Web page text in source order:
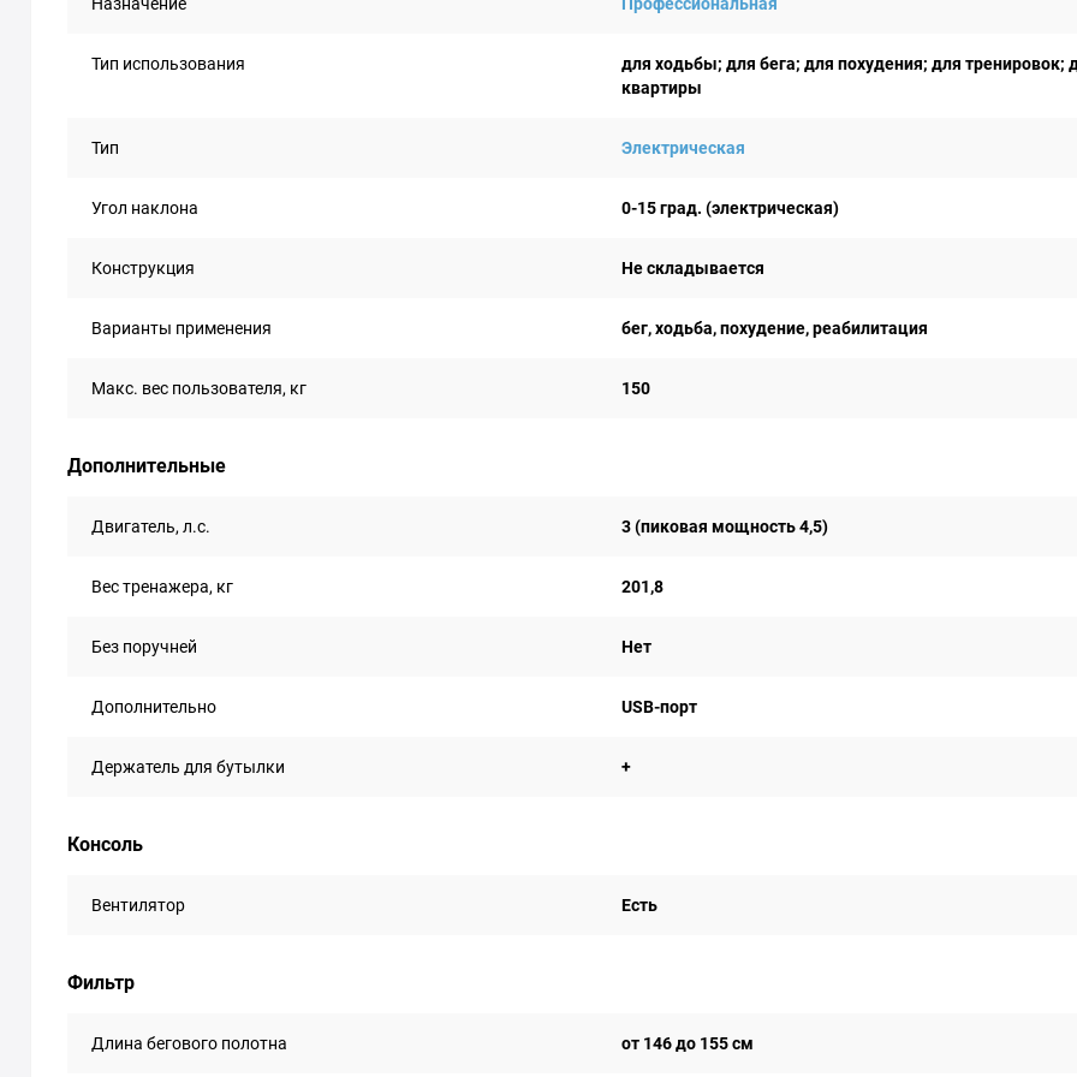
Тип использования
для ходьбы; для бега; для похудения; для тренировок;
квартиры
Тип Электрическая
Угол наклона 0-15 град. (электрическая)
Конструкция Не складывается
Варианты применения бег, ходьба, похудение, реабилитация
Макс. вес пользователя, кг 150
Дополнительные
Двигатель, л.с. 3 (пиковая мощность 4,5)
Вес тренажера, кг 201,8
Без поручней Нет
Дополнительно USB-порт
Держатель для бутылки +
Консоль
Вентилятор Есть
Фильтр
Длина бегового полотна от 146 до 155 см